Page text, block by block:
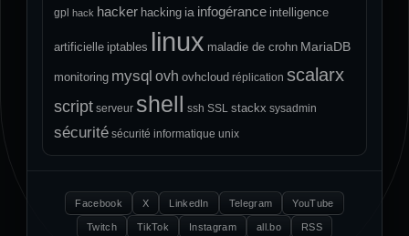
gpl
hack hacker hacking ia infogérance intelligence
artificielle iptables linux maladie de crohn MariaDB
monitoring mysql ovh ovhcloud réplication scalarx
script serveur shell ssh SSL stackx sysadmin
sécurité sécurité informatique unix
Facebook X LinkedIn Telegram YouTube
Twitch TikTok Instagram all.bo RSS